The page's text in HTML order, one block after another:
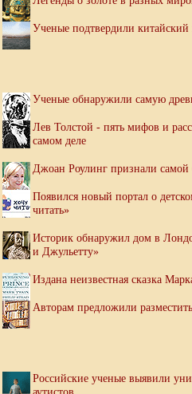
Ученые подтвердили
Ученые обнаружили самую
Лев Толстой - пять мифов и
самом деле
Джоан Роулинг признали самой
Появился новый портал о
читать»
Историк обнаружил дом в
и Джульетту»
Издана неизвестная сказка
Авторам предложили
Российские ученые выявили